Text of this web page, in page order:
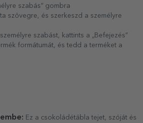
szabás” gombra
szövegre, és szerkeszd a személyre
szabást, kattints a „Befejezés”
formátumát, és tedd a terméket a
Ez a csokoládétábla tejet, szóját és